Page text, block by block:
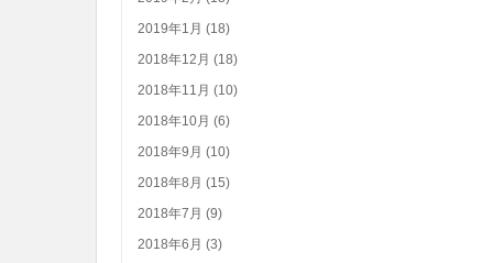
2019年1月 (18)
2018年12月 (18)
2018年11月 (10)
2018年10月 (6)
2018年9月 (10)
2018年8月 (15)
2018年7月 (9)
2018年6月 (3)